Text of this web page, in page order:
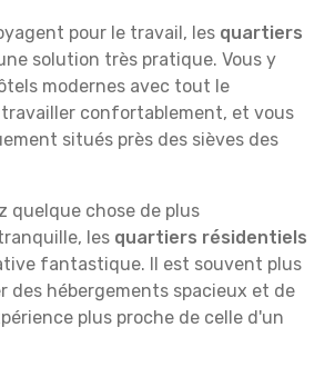
pour le travail, les quartiers
solution très pratique. Vous y
modernes avec tout le
travailler confortablement, et vous
situés près des sièves des
quelque chose de plus
les quartiers résidentiels
fantastique. Il est souvent plus
des hébergements spacieux et de
plus proche de celle d'un